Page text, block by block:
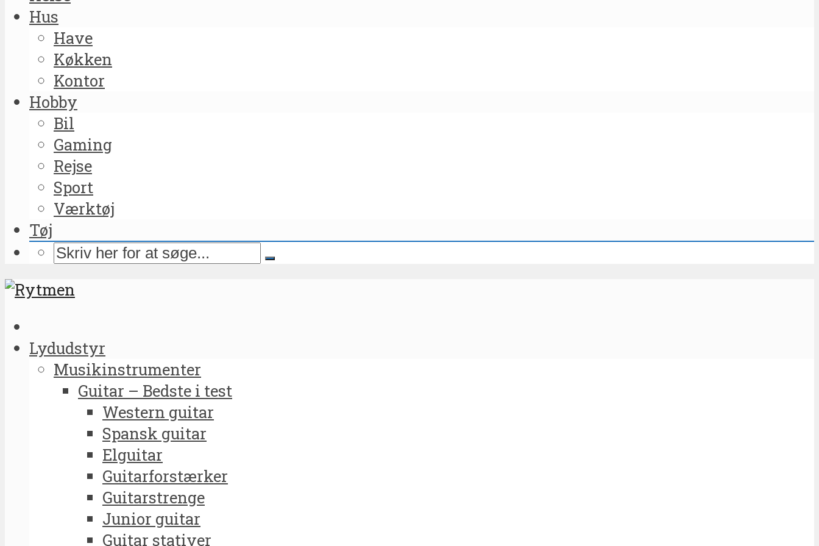
Hus
Have
Køkken
Kontor
Hobby
Bil
Gaming
Rejse
Sport
Værktøj
Tøj
Lydudstyr
Musikinstrumenter
Guitar – Bedste i test
Western guitar
Spansk guitar
Elguitar
Guitarforstærker
Guitarstrenge
Junior guitar
Guitar stativer